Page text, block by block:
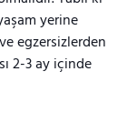
yerine
egzersizlerden
2-3 ay içinde